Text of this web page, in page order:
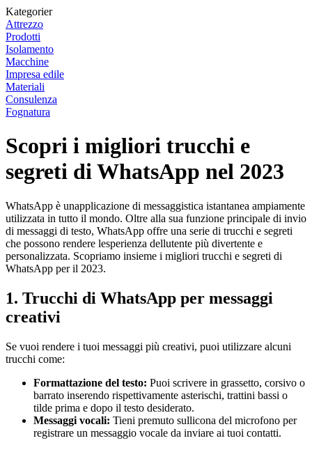
Kategorier
Attrezzo
Prodotti
Isolamento
Macchine
Impresa edile
Materiali
Consulenza
Fognatura
Scopri i migliori trucchi e
segreti di WhatsApp nel 2023
WhatsApp è unapplicazione di messaggistica istantanea ampiamente
utilizzata in tutto il mondo. Oltre alla sua funzione principale di invio
di messaggi di testo, WhatsApp offre una serie di trucchi e segreti
che possono rendere lesperienza dellutente più divertente e
personalizzata. Scopriamo insieme i migliori trucchi e segreti di
WhatsApp per il 2023.
1. Trucchi di WhatsApp per messaggi
creativi
Se vuoi rendere i tuoi messaggi più creativi, puoi utilizzare alcuni
trucchi come:
Formattazione del testo: Puoi scrivere in grassetto, corsivo o
barrato inserendo rispettivamente asterischi, trattini bassi o
tilde prima e dopo il testo desiderato.
Messaggi vocali: Tieni premuto sullicona del microfono per
registrare un messaggio vocale da inviare ai tuoi contatti.